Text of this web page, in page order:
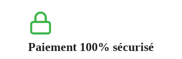
Paiement 100% sécurisé